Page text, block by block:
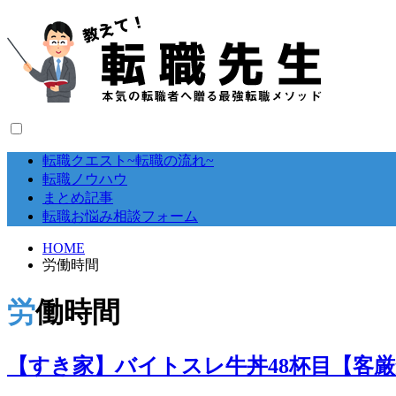
転職クエスト~転職の流れ~
転職ノウハウ
まとめ記事
転職お悩み相談フォーム
HOME
労働時間
労働時間
【すき家】バイトスレ牛丼48杯目【客